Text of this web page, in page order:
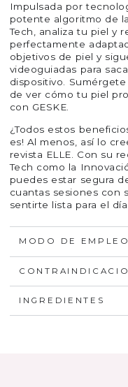
Impulsada por
potente algoritmo de
Tech, analiza tu piel y
perfectamente
objetivos de piel y
videoguiadas para
dispositivo.
de ver cómo tu piel
con GESKE.
¿Todos estos
es! Al menos, así lo
revista ELLE. Con su
Tech como la
puedes estar segura
cuantas sesiones con
sentirte lista para el día
MODO DE EMPLEO
INGREDIENTES